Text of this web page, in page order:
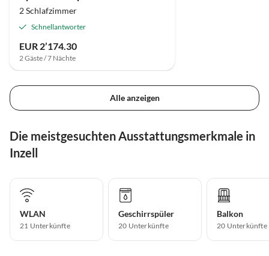
2 Schlafzimmer
Schnellantworter
EUR 2’174.30
2 Gäste / 7 Nächte
Alle anzeigen
Die meistgesuchten Ausstattungsmerkmale in
Inzell
WLAN
21 Unterkünfte
Geschirrspüler
20 Unterkünfte
Balkon
20 Unterkünfte